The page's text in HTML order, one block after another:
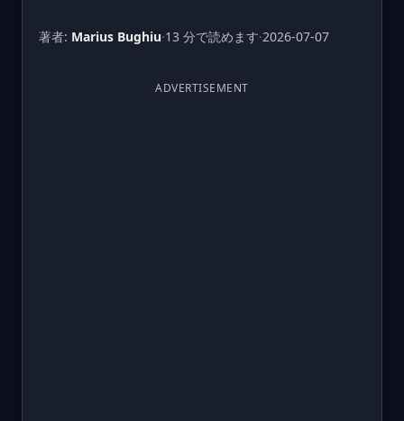
著者: Marius Bughiu·13 分で読めます·2026-07-07
ADVERTISEMENT